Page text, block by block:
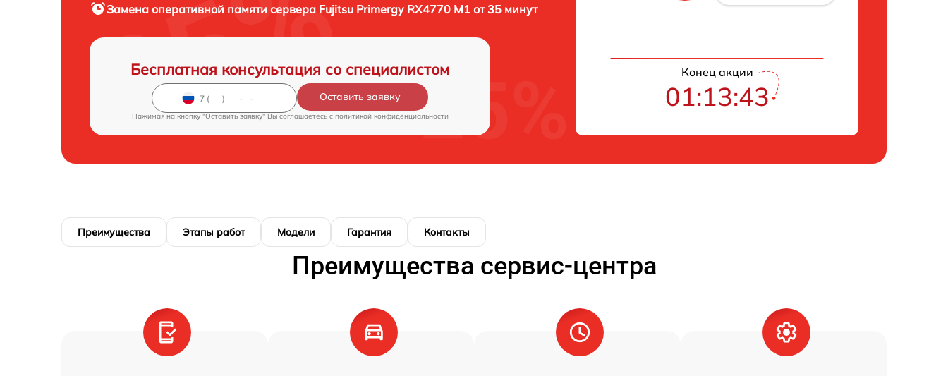
Замена оперативной памяти сервера Fujitsu Primergy RX4770 M1 от 35 минут
Бесплатная консультация со специалистом
Оставить заявку
Нажимая на кнопку "Оставить заявку" Вы соглашаетесь c политикой конфиденциальности
Конец акции
01:13:42
Преимущества Этапы работ Модели Гарантия Контакты
Преимущества сервис-центра